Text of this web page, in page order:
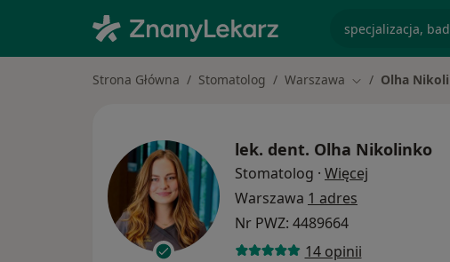
Strona Główna Stomatolog Warszawa Zmień miasto
Olha
lek. dent. Olha Nikolinko
Stomatolog · Więcej
Warszawa 1 adres
Nr PWZ: 4489664
14 opinii